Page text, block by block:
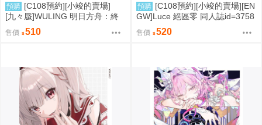
預購 [C108預約][小竣的賣場]
[九々蜃]WULING 明日方舟：終
末地 同人誌id=3774619
售價 510
預購 [C108預約][小竣的賣場][EN
GW]Luce 絕區零 同人誌id=3758
售價 520